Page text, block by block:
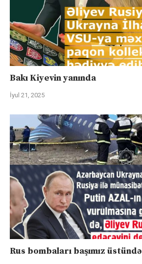
Bakı Kiyevin yanında
İyul 21, 2025
Rus bombaları başımız üstündə